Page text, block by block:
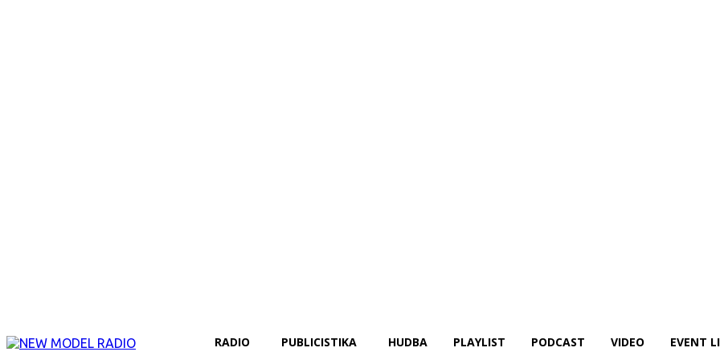
RADIO PUBLICISTIKA HUDBA PLAYLIST PODCAST VIDEO EVENT